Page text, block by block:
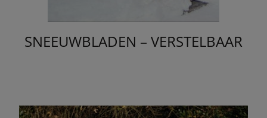
SNEEUWBLADEN – VERSTELBAAR